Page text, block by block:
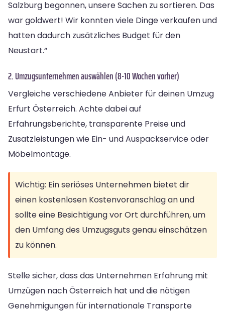
Salzburg begonnen, unsere Sachen zu sortieren. Das
war goldwert! Wir konnten viele Dinge verkaufen und
hatten dadurch zusätzliches Budget für den
Neustart.“
2. Umzugsunternehmen auswählen (8-10 Wochen vorher)
Vergleiche verschiedene Anbieter für deinen Umzug
Erfurt Österreich. Achte dabei auf
Erfahrungsberichte, transparente Preise und
Zusatzleistungen wie Ein- und Auspackservice oder
Möbelmontage.
Wichtig: Ein seriöses Unternehmen bietet dir
einen kostenlosen Kostenvoranschlag an und
sollte eine Besichtigung vor Ort durchführen, um
den Umfang des Umzugsguts genau einschätzen
zu können.
Stelle sicher, dass das Unternehmen Erfahrung mit
Umzügen nach Österreich hat und die nötigen
Genehmigungen für internationale Transporte